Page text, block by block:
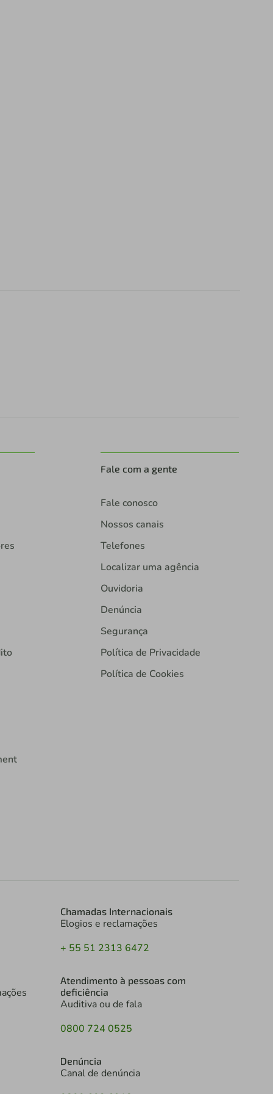
Fale com a gente
Fale conosco
Nossos canais
Telefones
Localizar uma agência
Ouvidoria
Denúncia
Segurança
Política de Privacidade
Política de Cookies
Chamadas Internacionais
Elogios e reclamações
+ 55 51 2313 6472
Atendimento à pessoas com
deficiência
Auditiva ou de fala
0800 724 0525
Denúncia
Canal de denúncia